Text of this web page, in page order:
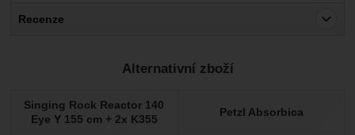
Recenze
Nebyla přidána žádná recenze.
Alternativní zboží
Singing Rock Reactor 140
Eye Y 155 cm + 2x K355
Petzl Absorbica